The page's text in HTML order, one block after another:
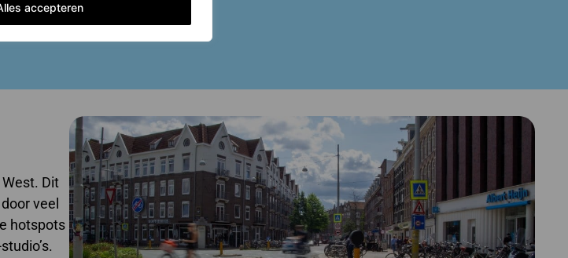
accepteren
Dit
veel
hotspots